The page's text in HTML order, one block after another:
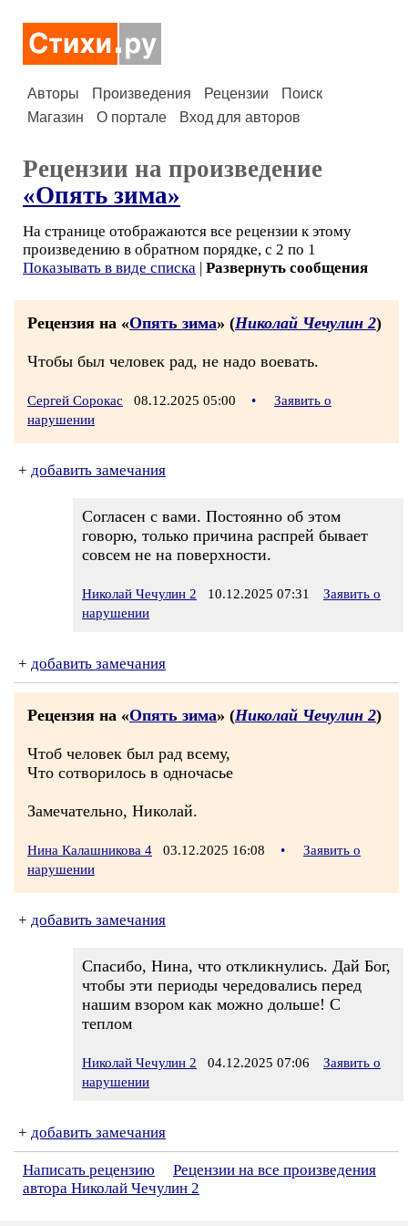
Авторы Произведения Рецензии
Поиск
Магазин
О портале Вход для авторов
Рецензии на произведение
«Опять зима»
На странице отображаются все рецензии к этому
произведению в обратном порядке, с 2 по 1
Показывать в виде списка | Развернуть сообщения
Рецензия на «Опять зима» (Николай Чечулин 2)
Чтобы был человек рад, не надо воевать.
Сергей Сорокас 08.12.2025 05:00 •
Заявить о
нарушении
+ добавить замечания
Согласен с вами. Постоянно об этом
говорю, только причина распрей бывает
совсем не на поверхности.
Николай Чечулин 2 10.12.2025 07:31
Заявить о
нарушении
+ добавить замечания
Рецензия на «Опять зима» (Николай Чечулин 2)
Чтоб человек был рад всему,
Что сотворилось в одночасье
Замечательно, Николай.
Нина Калашникова 4 03.12.2025 16:08 •
Заявить о
нарушении
+ добавить замечания
Спасибо, Нина, что откликнулись. Дай Бог,
чтобы эти периоды чередовались перед
нашим взором как можно дольше! С
теплом
Николай Чечулин 2 04.12.2025 07:06
Заявить о
нарушении
+ добавить замечания
Написать рецензию
Рецензии на все произведения
автора Николай Чечулин 2